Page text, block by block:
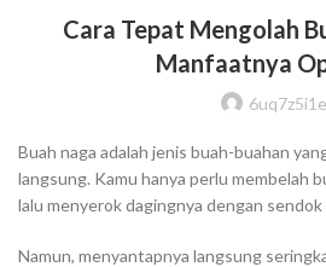
Cara Tepat Mengolah
Manfaatnya
6uq7z5i1e
Buah naga adalah jenis buah-buahan
langsung. Kamu hanya perlu membelah
lalu menyerok dagingnya dengan
Namun, menyantapnya langsung